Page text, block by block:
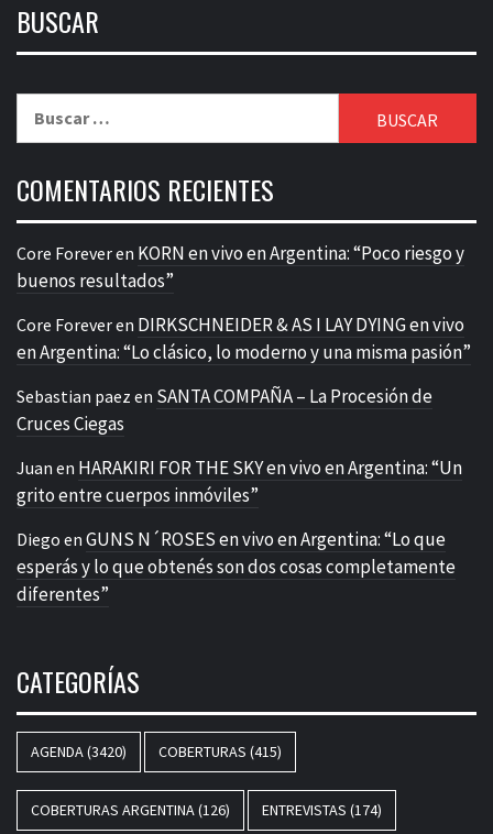
BUSCAR
COMENTARIOS RECIENTES
Core Foreveren KORN en vivo en Argentina: “Poco riesgo y
buenos resultados”
Core Foreveren DIRKSCHNEIDER & AS I LAY DYING en vivo
en Argentina: “Lo clásico, lo moderno y una misma pasión”
Sebastian paez en SANTA COMPAÑA – La Procesión de
Cruces Ciegas
Juan en HARAKIRI FOR THE SKY en vivo en Argentina: “Un
grito entre cuerpos inmóviles”
Diego en GUNS N´ROSES en vivo en Argentina: “Lo que
esperás y lo que obtenés son dos cosas completamente
diferentes”
CATEGORÍAS
AGENDA(3420) COBERTURAS (415)
COBERTURAS ARGENTINA(126) ENTREVISTAS (174)